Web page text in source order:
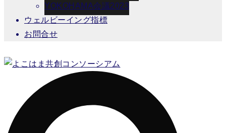
YOKOHAMA会議2023
ウェルビーイング指標
お問合せ